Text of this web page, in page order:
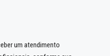
um atendimento